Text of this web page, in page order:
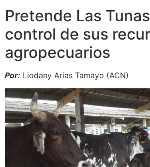
Pretende Las
control de sus
agropecuarios
Por: Liodany Arias Tamayo (ACN)